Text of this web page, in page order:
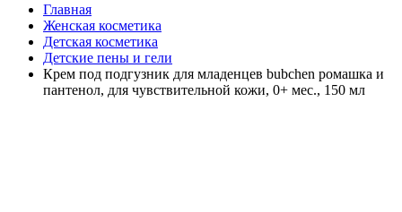
Главная
Женская косметика
Детская косметика
Детские пены и гели
Крем под подгузник для младенцев bubchen ромашка и
пантенол, для чувствительной кожи, 0+ мес., 150 мл